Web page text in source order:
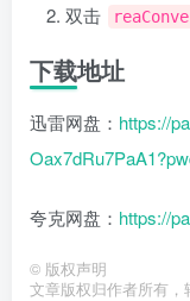
双击
下载地址
迅雷网盘： https://
夸克网盘： https://
© 版权声明
文章版权归作者所有，